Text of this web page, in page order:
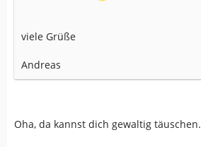
viele Grüße
Andreas
Oha, da kannst dich gewaltig täuschen.